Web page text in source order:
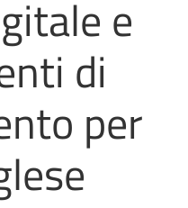
e
di
per